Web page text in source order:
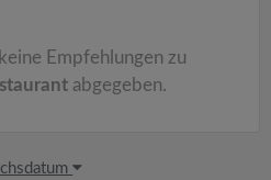
Empfehlungen zu
abgegeben.